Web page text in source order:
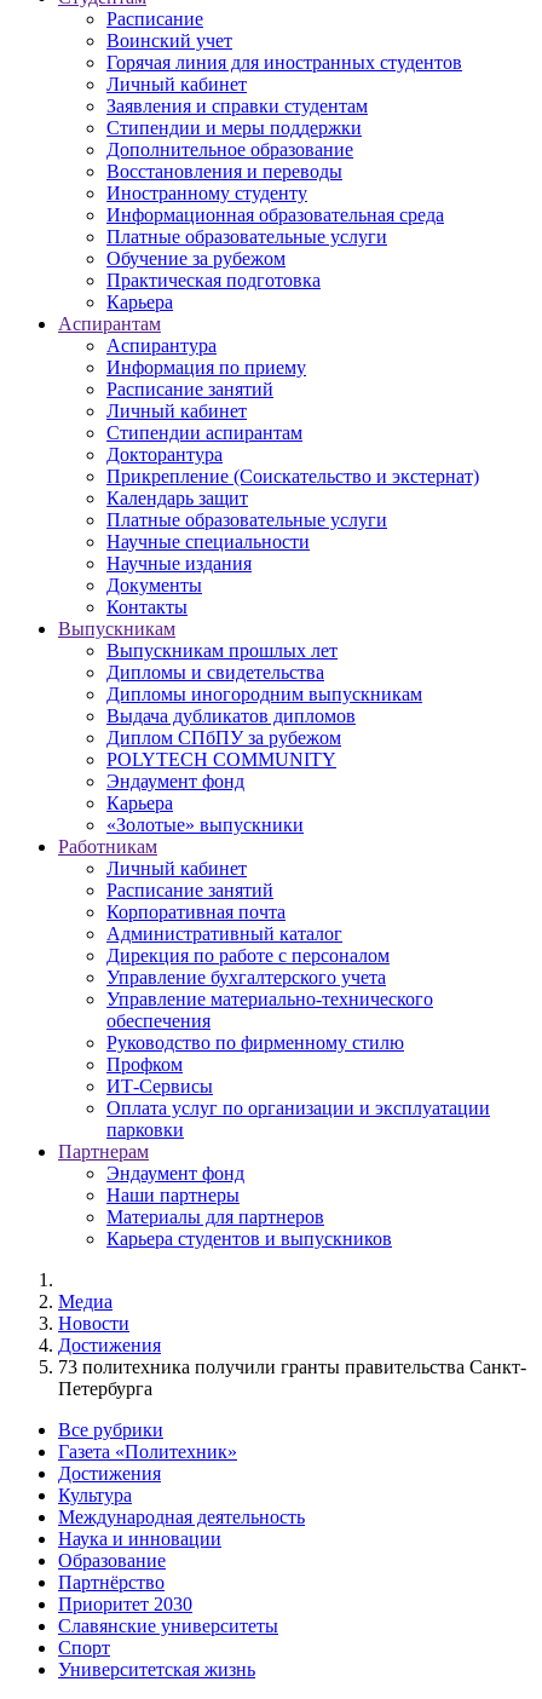
Расписание
Воинский учет
Горячая линия для иностранных студентов
Личный кабинет
Заявления и справки студентам
Стипендии и меры поддержки
Дополнительное образование
Восстановления и переводы
Иностранному студенту
Информационная образовательная среда
Платные образовательные услуги
Обучение за рубежом
Практическая подготовка
Карьера
Аспирантам
Аспирантура
Информация по приему
Расписание занятий
Личный кабинет
Стипендии аспирантам
Докторантура
Прикрепление (Соискательство и экстернат)
Календарь защит
Платные образовательные услуги
Научные специальности
Научные издания
Документы
Контакты
Выпускникам
Выпускникам прошлых лет
Дипломы и свидетельства
Дипломы иногородним выпускникам
Выдача дубликатов дипломов
Диплом СПбПУ за рубежом
POLYTECH COMMUNITY
Эндаумент фонд
Карьера
«Золотые» выпускники
Работникам
Личный кабинет
Расписание занятий
Корпоративная почта
Административный каталог
Дирекция по работе с персоналом
Управление бухгалтерского учета
Управление материально-технического
обеспечения
Руководство по фирменному стилю
Профком
ИТ-Сервисы
Оплата услуг по организации и эксплуатации
парковки
Партнерам
Эндаумент фонд
Наши партнеры
Материалы для партнеров
Карьера студентов и выпускников
Медиа
Новости
Достижения
73 политехника получили гранты правительства Санкт-
Петербурга
Все рубрики
Газета «Политехник»
Достижения
Культура
Международная деятельность
Наука и инновации
Образование
Партнёрство
Приоритет 2030
Славянские университеты
Спорт
Университетская жизнь